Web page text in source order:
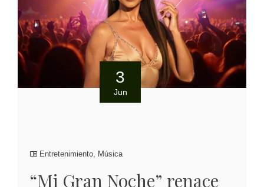
3
Jun
Entretenimiento, Música
“Mi Gran Noche” renace